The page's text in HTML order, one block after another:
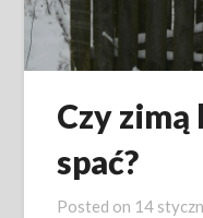
Czy
spać?
Posted on 14